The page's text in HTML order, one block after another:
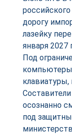
дорогу
лазейку
января 2027
Под
осознанно
под